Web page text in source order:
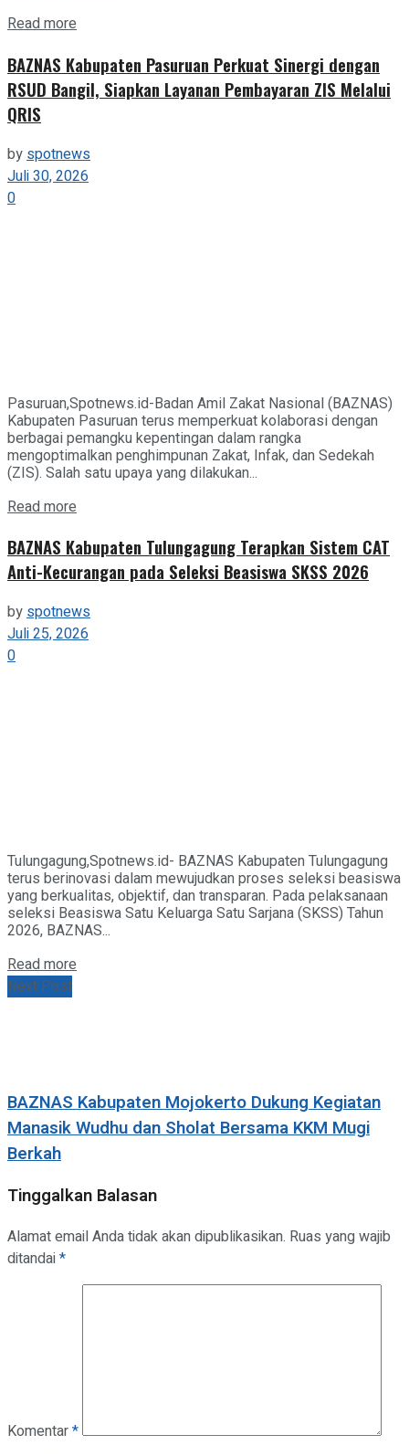
Read more
BAZNAS Kabupaten Pasuruan Perkuat Sinergi dengan
RSUD Bangil, Siapkan Layanan Pembayaran ZIS Melalui
QRIS
by spotnews
Juli 30, 2026
0
Pasuruan,Spotnews.id-Badan Amil Zakat Nasional (BAZNAS)
Kabupaten Pasuruan terus memperkuat kolaborasi dengan
berbagai pemangku kepentingan dalam rangka
mengoptimalkan penghimpunan Zakat, Infak, dan Sedekah
(ZIS). Salah satu upaya yang dilakukan...
Read more
BAZNAS Kabupaten Tulungagung Terapkan Sistem CAT
Anti-Kecurangan pada Seleksi Beasiswa SKSS 2026
byspotnews
Juli 25, 2026
0
Tulungagung,Spotnews.id- BAZNAS Kabupaten Tulungagung
terus berinovasi dalam mewujudkan proses seleksi beasiswa
yang berkualitas, objektif, dan transparan. Pada pelaksanaan
seleksi Beasiswa Satu Keluarga Satu Sarjana (SKSS) Tahun
2026, BAZNAS...
Read more
Next Post
BAZNAS Kabupaten Mojokerto Dukung Kegiatan
Manasik Wudhu dan Sholat Bersama KKM Mugi
Berkah
Tinggalkan Balasan
Alamat email Anda tidak akan dipublikasikan. Ruas yang wajib
ditandai*
Komentar*